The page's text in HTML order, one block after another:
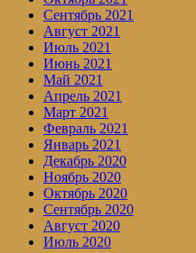
Сентябрь 2021
Август 2021
Июль 2021
Июнь 2021
Май 2021
Апрель 2021
Март 2021
Февраль 2021
Январь 2021
Декабрь 2020
Ноябрь 2020
Октябрь 2020
Сентябрь 2020
Август 2020
Июль 2020